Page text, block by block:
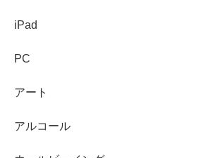
iPad
PC
アート
アルコール